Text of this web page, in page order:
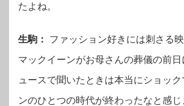
たよね。
生駒：
ファッション好きには刺さる
マックイーンがお母さんの葬儀の前
ュースで聞いたときは本当にショッ
ンのひとつの時代が終わったなと感じ